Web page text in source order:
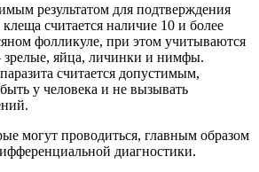
результатом для подтверждения
считается наличие 10 и более
фолликуле, при этом учитываются
зрелые, яйца, личинки и нимфы.
считается допустимым,
у человека и не вызывать
могут проводиться, главным образом
диагностики.